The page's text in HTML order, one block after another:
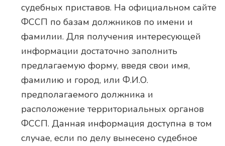
судебных приставов. На официальном сайте
ФССП по базам должников по имени и
фамилии. Для получения интересующей
информации достаточно заполнить
предлагаемую форму, введя свои имя,
фамилию и город, или Ф.И.О.
предполагаемого должника и
расположение территориальных органов
ФССП. Данная информация доступна в том
случае, если по делу вынесено судебное